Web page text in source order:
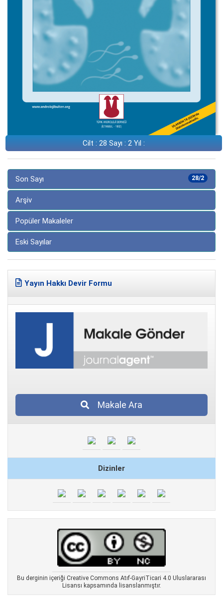
Cilt : 28 Sayı : 2 Yıl :
28/2
Son Sayı
Arşiv
Popüler Makaleler
Eski Sayılar
Yayın Hakkı Devir Formu
Makale Ara
Dizinler
Bu derginin içeriği Creative Commons Atıf-GayriTicari 4.0 Uluslararası
Lisansı kapsamında lisanslanmıştır.